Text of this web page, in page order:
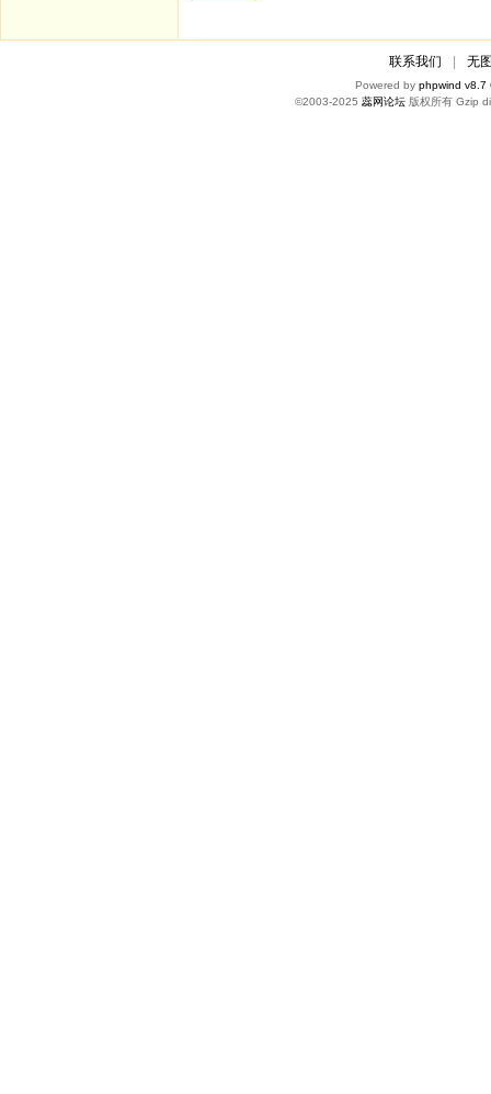
联系我们 无
Powered by phpwind v8.7
©2003-2025 蕊网论坛 版权所有 Gzip